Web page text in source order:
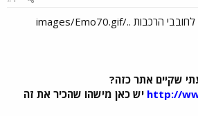
../images/Emo41.gif לחובבי הרכבות ../images/Emo70.gif
שקיים אתר כזה?
http:// יש כאן מישהו שהכיר את זה